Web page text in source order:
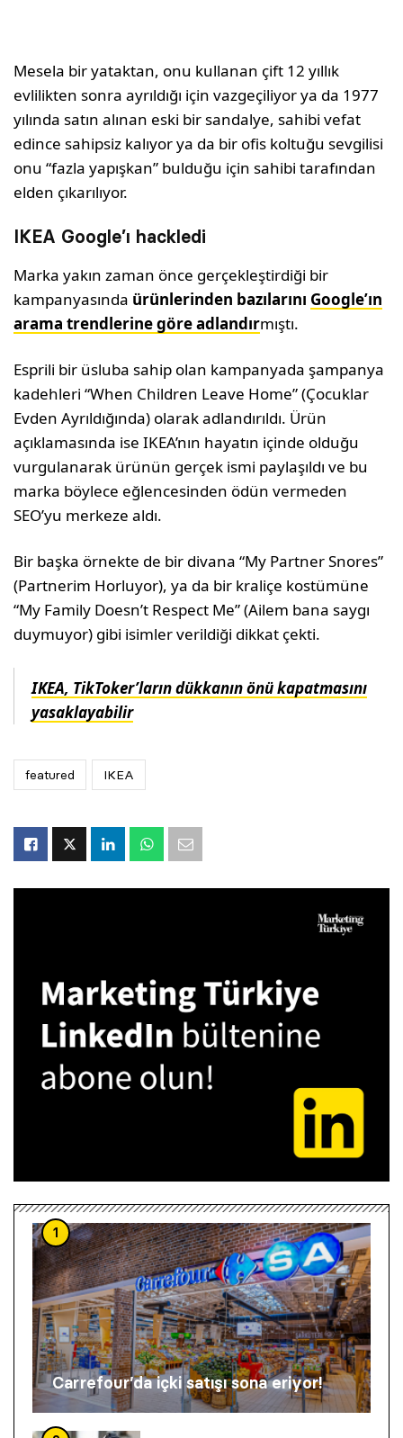
Mesela bir yataktan, onu kullanan çift 12 yıllık
evlilikten sonra ayrıldığı için vazgeçiliyor ya da 1977
yılında satın alınan eski bir sandalye, sahibi vefat
edince sahipsiz kalıyor ya da bir ofis koltuğu sevgilisi
onu “fazla yapışkan” bulduğu için sahibi tarafından
elden çıkarılıyor.
IKEA Google’ı hackledi
Marka yakın zaman önce gerçekleştirdiği bir
kampanyasında ürünlerinden bazılarını Google’ın
arama trendlerine göre adlandırmıştı.
Esprili bir üsluba sahip olan kampanyada şampanya
kadehleri “When Children Leave Home” (Çocuklar
Evden Ayrıldığında) olarak adlandırıldı. Ürün
açıklamasında ise IKEA’nın hayatın içinde olduğu
vurgulanarak ürünün gerçek ismi paylaşıldı ve bu
marka böylece eğlencesinden ödün vermeden
SEO’yu merkeze aldı.
Bir başka örnekte de bir divana “My Partner Snores”
(Partnerim Horluyor), ya da bir kraliçe kostümüne
“My Family Doesn’t Respect Me” (Ailem bana saygı
duymuyor) gibi isimler verildiği dikkat çekti.
IKEA, TikToker’ların dükkanın önü kapatmasını
yasaklayabilir
featured IKEA
1
Carrefour’da içki satışı sona eriyor!